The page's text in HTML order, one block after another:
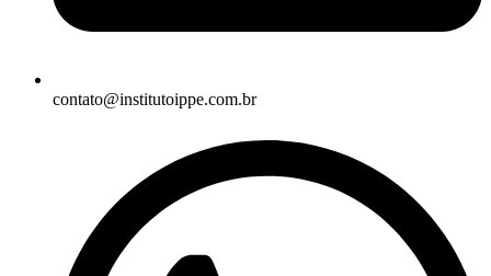
contato@institutoippe.com.br